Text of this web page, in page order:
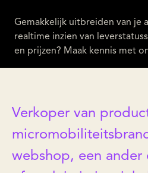
Gemakkelijk uitbreiden van je
realtime inzien van
en prijzen? Maak kennis met
Verkoper van
webshop, een